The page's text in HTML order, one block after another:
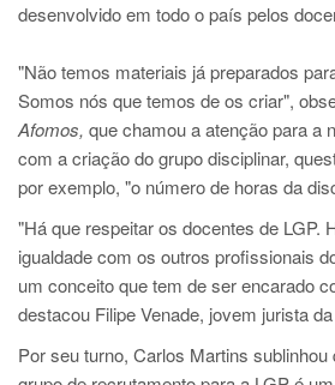
desenvolvido em todo o país pelos
"Não temos materiais já preparados
Somos nós que temos de os criar",
Afomos, que chamou a atenção para a
com a criação do grupo disciplinar,
por exemplo, "o número de horas da
"Há que respeitar os docentes de LGP.
igualdade com os outros profissionais
um conceito que tem de ser encarado
destacou Filipe Venade, jovem jurista
Por seu turno, Carlos Martins sublinhou